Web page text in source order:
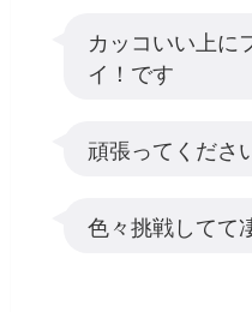
カッコいい上に
イ！です
頑張ってくださ
色々挑戦してて